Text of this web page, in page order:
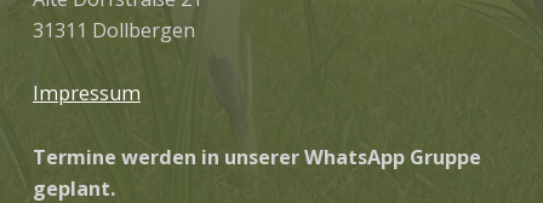
31311 Dollbergen
Impressum
Termine werden in unserer WhatsApp Gruppe
geplant.